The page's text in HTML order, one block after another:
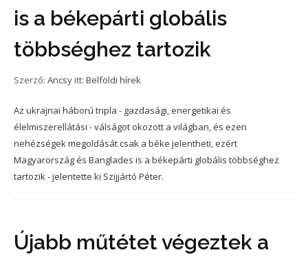
is a békepárti globális
többséghez tartozik
Szerző: Ancsy itt: Belföldi hírek
Az ukrajnai háború tripla - gazdasági, energetikai és
élelmiszerellátási - válságot okozott a világban, és ezen
nehézségek megoldását csak a béke jelentheti, ezért
Magyarország és Banglades is a békepárti globális többséghez
tartozik - jelentette ki Szijjártó Péter.
Újabb műtétet végeztek a